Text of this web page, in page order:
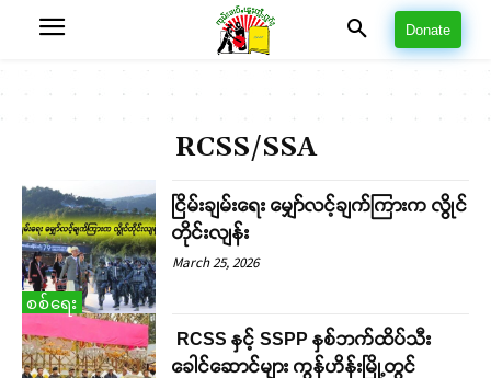
Donate
RCSS/SSA
စစ်ရေး
ငြိမ်းချမ်းရေး မျှော်လင့်ချက်ကြားက လွိုင်
တိုင်းလျန်း
March 25, 2026
RCSS နှင့် SSPP နှစ်ဘက်ထိပ်သီး
ခေါင်ဆောင်များ ကွန်ဟိန်းမြို့တွင်